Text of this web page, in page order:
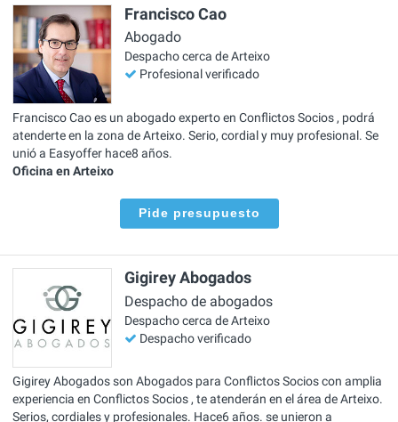
Francisco Cao
Abogado
Despacho cerca de Arteixo
Profesional verificado
Francisco Cao es un abogado experto en Conflictos Socios , podrá
atenderte en la zona de Arteixo. Serio, cordial y muy profesional. Se
unió a Easyoffer hace8 años.
Oficina en Arteixo
Pide presupuesto
Gigirey Abogados
Despacho de abogados
Despacho cerca de Arteixo
Despacho verificado
Gigirey Abogados son Abogados para Conflictos Socios con amplia
experiencia en Conflictos Socios , te atenderán en el área de Arteixo.
Serios, cordiales y profesionales. Hace6 años. se unieron a